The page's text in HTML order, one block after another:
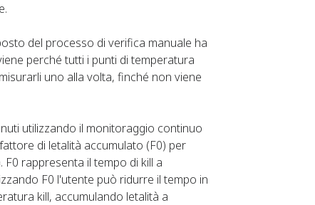
del processo di verifica manuale ha
perché tutti i punti di temperatura
uno alla volta, finché non viene
utilizzando il monitoraggio continuo
di letalità accumulato (F0) per
rappresenta il tempo di kill a
F0 l'utente può ridurre il tempo in
kill, accumulando letalità a